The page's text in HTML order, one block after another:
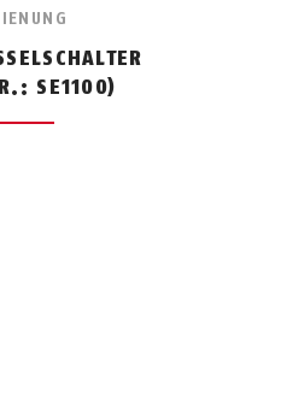
SE1100)